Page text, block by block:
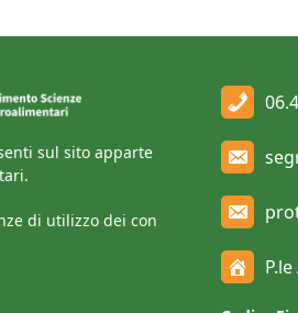
sul sito apparte
di utilizzo dei con